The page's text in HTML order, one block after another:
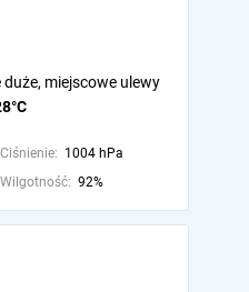
miejscowe ulewy
Ciśnienie: 1004 hPa
Wilgotność: 92%